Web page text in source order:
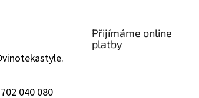
vinotekastyle.
040 080
Přijímáme online
platby